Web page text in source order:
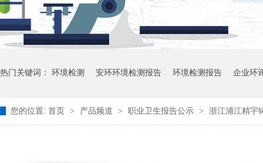
热门关键词： 环境检测 安环环境检测报告 环境检测报告 企业环
您的位置: 首页 > 产品频道 > 职业卫生报告公示 > 浙江浦江精宇